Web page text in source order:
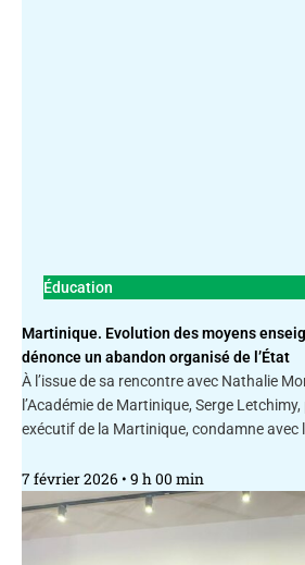
Éducation
Martinique. Evolution des moyens
dénonce un abandon organisé de l’État
À l’issue de sa rencontre avec Nathalie
l’Académie de Martinique, Serge
exécutif de la Martinique, condamne avec
7 février 2026 9 h 00 min